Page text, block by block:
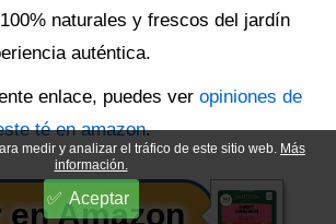
naturales y frescos del jardín
auténtica.
enlace, puedes ver opiniones de
té en amazon.
medir y analizar el tráfico de este sitio web. Más
información.
Aceptar